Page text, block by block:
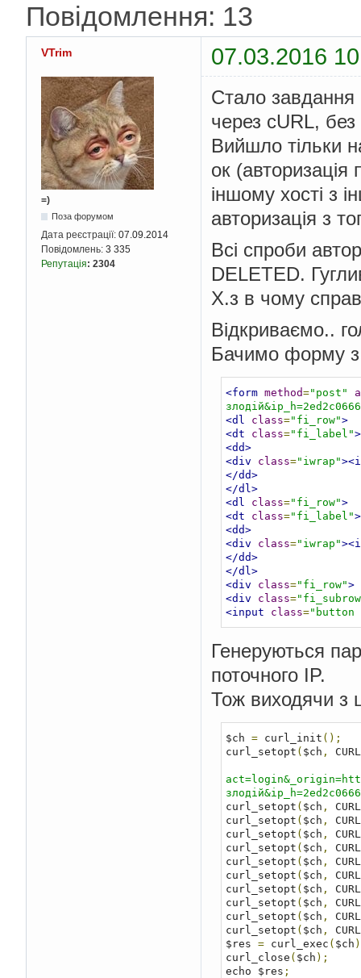
Повідомлення: 13
VTrim 07.03.2016
=)
Поза форумом
Дата реєстрації: 07.09.2014
Повідомлень: 3 335
Репутація: 2304
Стало завдання
через cURL,
Вийшло тільки
ок
іншому хості з
авторизація з
Всі спроби
DELETED.
Х.з в чому
Відкриваємо..
Бачимо форму
<form method="post"
<dl
class="fi_row">
<dt
class="fi_label">
<dd>
<div
class="iwrap"
</dd>
</dl>
<dl
class="fi_row">
<dt
class="fi_label">
<dd>
<div
class="iwrap"
</dd>
</dl>
<div
class="fi_row">
<div
class=
<input
class="button
Генеруються
поточного IP.
Тож виходячи з
$ch = curl_init ();
curl_setopt ( $ch ,
curl_setopt ( $ch ,
curl_setopt ( $ch ,
curl_setopt ( $ch ,
curl_setopt ( $ch ,
curl_setopt ( $ch ,
curl_setopt ( $ch ,
curl_setopt ( $ch ,
curl_setopt ( $ch ,
curl_setopt ( $ch ,
curl_setopt ( $ch ,
$res = curl_exec ( $ch
curl_close ( $ch );
echo $res ;